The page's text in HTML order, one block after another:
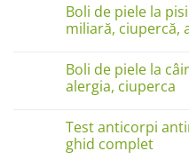
Câinele
se
linge
Cauze
și
soluții
Boli de piele la
miliară, ciupercă,
la
Boli
de
pisici
în
imagini:
Boli de piele la
alergia, ciuperca
Boli
de
Test anticorpi
ghid complet